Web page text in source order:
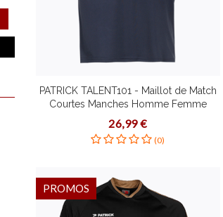
PATRICK TALENT101 - Maillot de Match
Courtes Manches Homme Femme
Enfant à Séchage Rapide Plusieurs
Couleurs Tailles Étirement Dynamique
Coupe Slim
26,99 €
(0)
PROMOS